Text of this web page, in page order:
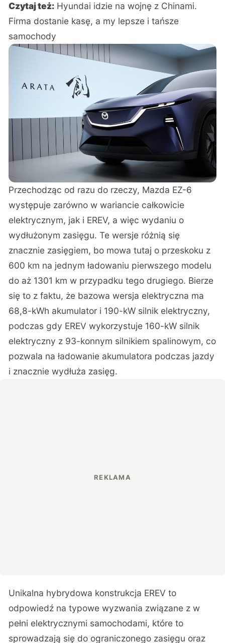
Czytaj też: Hyundai idzie na wojnę z Chinami.
Firma dostanie kasę, a my lepsze i tańsze
samochody
Przechodząc od razu do rzeczy, Mazda EZ-6
występuje zarówno w wariancie całkowicie
elektrycznym, jak i EREV, a więc wydaniu o
wydłużonym zasięgu. Te wersje różnią się
znacznie zasięgiem, bo mowa tutaj o przeskoku z
600 km na jednym ładowaniu pierwszego modelu
do aż 1301 km w przypadku tego drugiego. Bierze
się to z faktu, że bazowa wersja elektryczna ma
68,8-kWh akumulator i 190-kW silnik elektryczny,
podczas gdy EREV wykorzystuje 160-kW silnik
elektryczny z 93-konnym silnikiem spalinowym, co
pozwala na ładowanie akumulatora podczas jazdy
i znacznie wydłuża zasięg.
Unikalna hybrydowa konstrukcja EREV to
odpowiedź na typowe wyzwania związane z w
pełni elektrycznymi samochodami, które to
sprowadzają się do ograniczonego zasięgu oraz